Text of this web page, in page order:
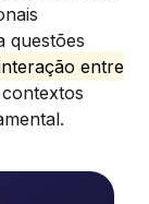
questões
entre